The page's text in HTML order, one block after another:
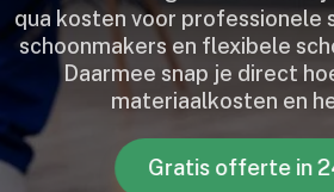
qua kosten voor professionele
schoonmakers en flexibele
Daarmee snap je direct
materiaalkosten en
Gratis offerte in